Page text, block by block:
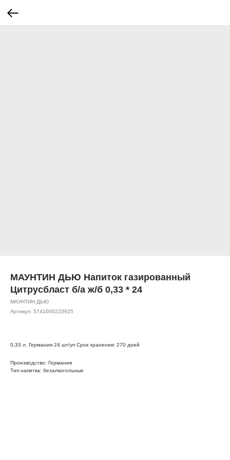
МАУНТИН ДЬЮ Напиток газированный
Цитрусбласт б/а ж/б 0,33 * 24
МАУНТИН ДЬЮ
Артикул: 5741000223925
0,33 л. Германия 24 шт/уп Срок хранения: 270 дней
Производство: Германия
Тип напитка: безалкогольные